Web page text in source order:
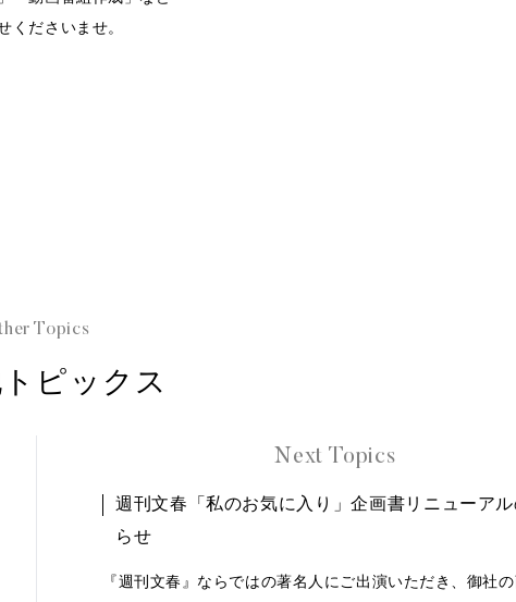
くださいませ。
Topics
ピックス
Next Topics
週刊文春「私のお気に入り」企画書リニューアル
らせ
『週刊文春』ならではの著名人にご出演いただき、御社